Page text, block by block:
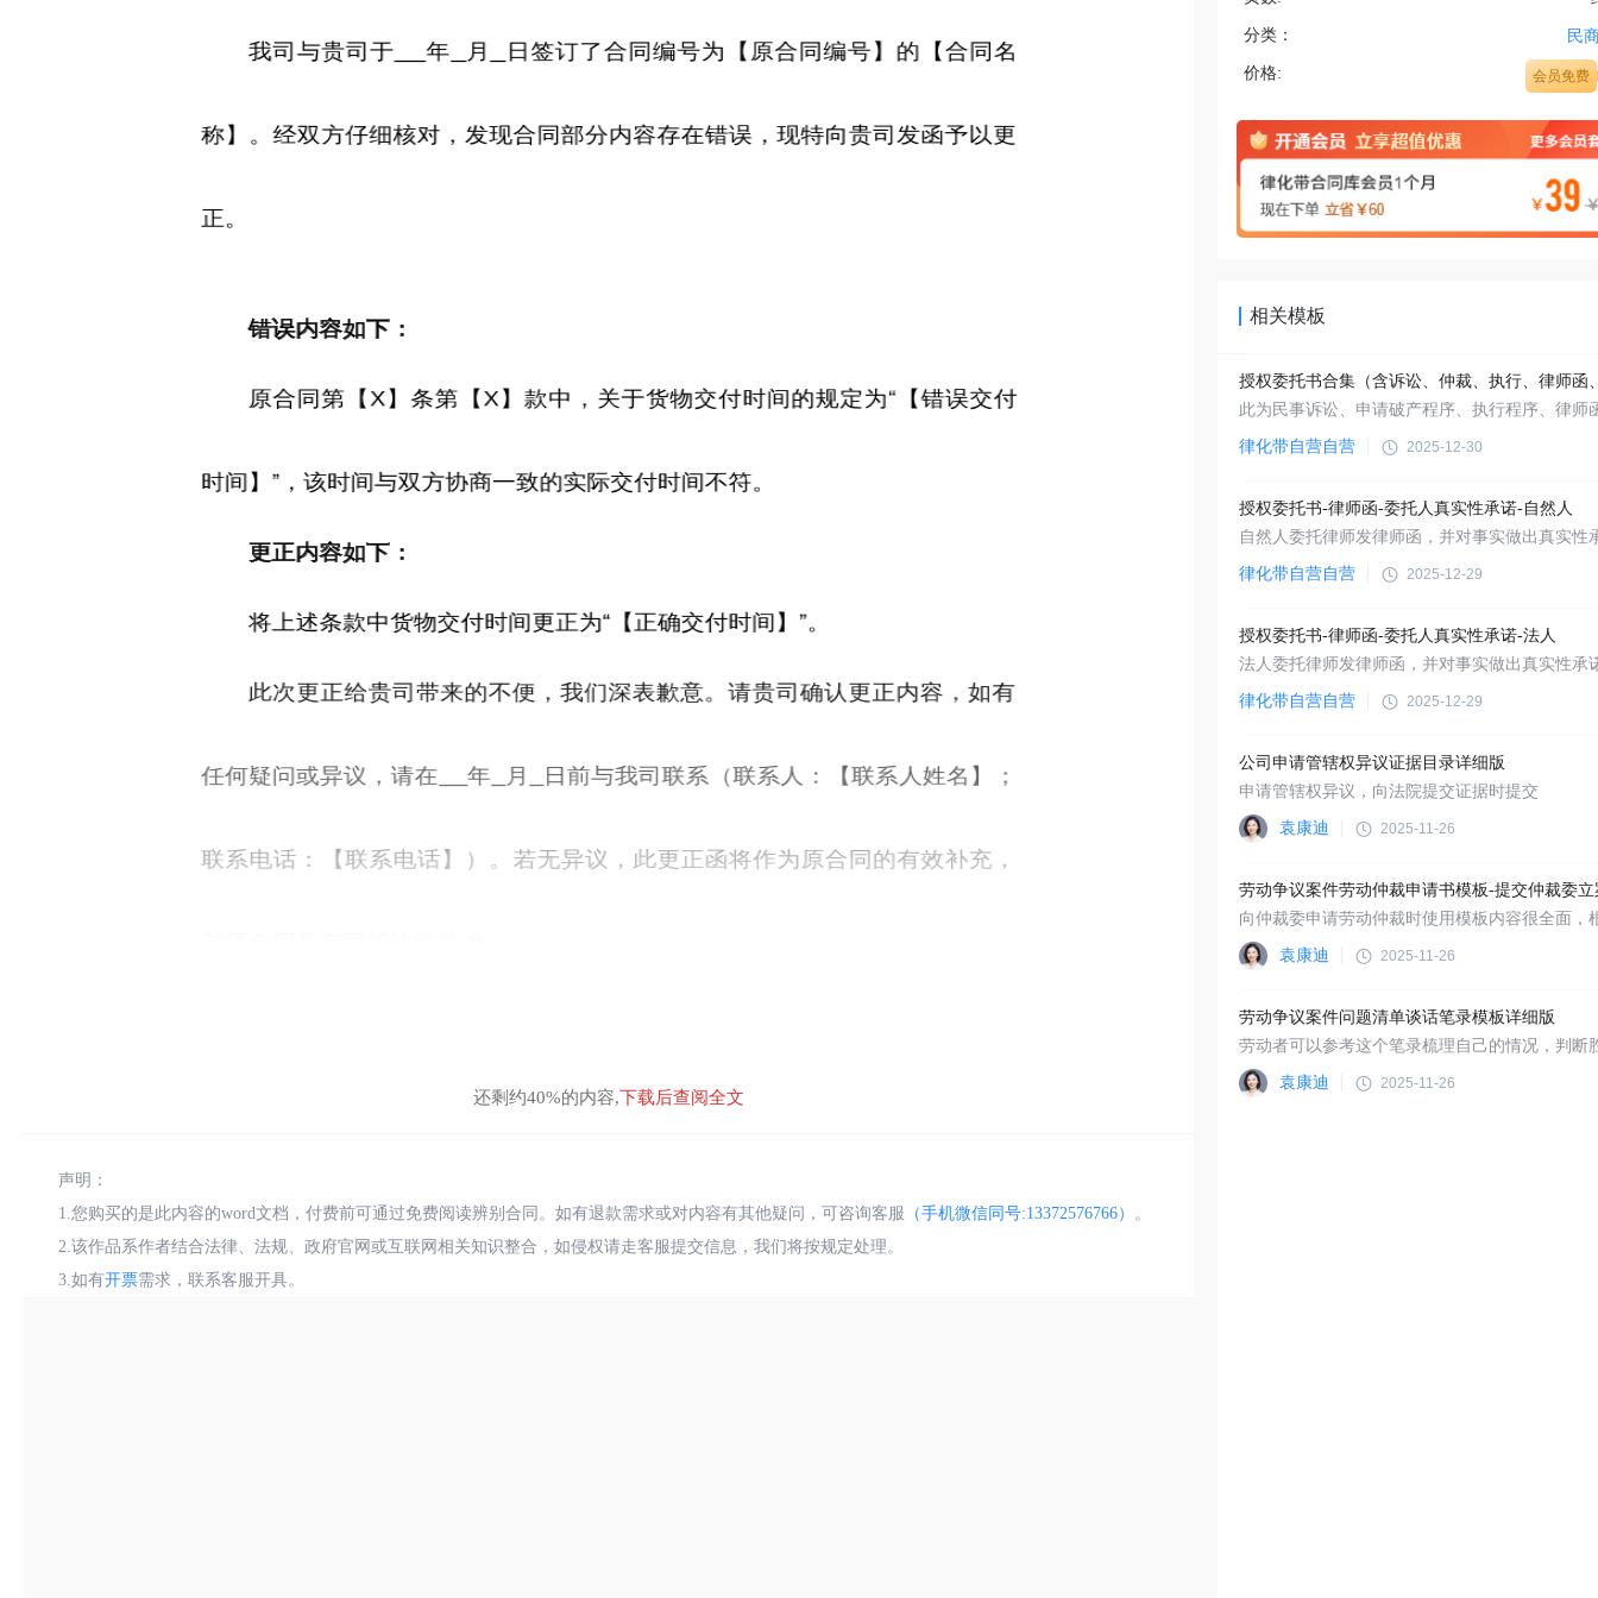
还剩约40%的内容,下载后查阅全文
声明：
1.您购买的是此内容的word文档，付费前可通过免费阅读辨别合同。如有退款需求或对内容有其他疑问，可咨询客服 （手机微信同号:13372576766） 。
2.该作品系作者结合法律、法规、政府官网或互联网相关知识整合，如侵权请走客服提交信息，我们将按规定处理。
3.如有开票需求，联系客服开具。
分类： 民
价格: 会员免费
相关模板
律化带自营自营 2025-12-30
授权委托书-律师函-委托人真实性承诺-自然人
自然人委托律师发律师函，并对事实做出真实性
律化带自营自营 2025-12-29
授权委托书-律师函-委托人真实性承诺-法人
法人委托律师发律师函，并对事实做出真实性承
律化带自营自营 2025-12-29
公司申请管辖权异议证据目录详细版
申请管辖权异议，向法院提交证据时提交
袁康迪 2025-11-26
劳动争议案件劳动仲裁申请书模板-提交仲裁委立
袁康迪 2025-11-26
劳动争议案件问题清单谈话笔录模板详细版
袁康迪 2025-11-26